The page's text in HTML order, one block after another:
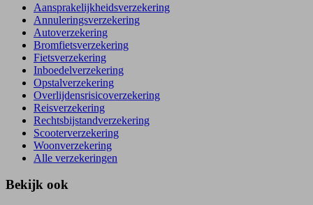
Aansprakelijkheidsverzekering
Annuleringsverzekering
Autoverzekering
Bromfietsverzekering
Fietsverzekering
Inboedelverzekering
Opstalverzekering
Overlijdensrisicoverzekering
Reisverzekering
Rechtsbijstandverzekering
Scooterverzekering
Woonverzekering
Alle verzekeringen
Bekijk ook